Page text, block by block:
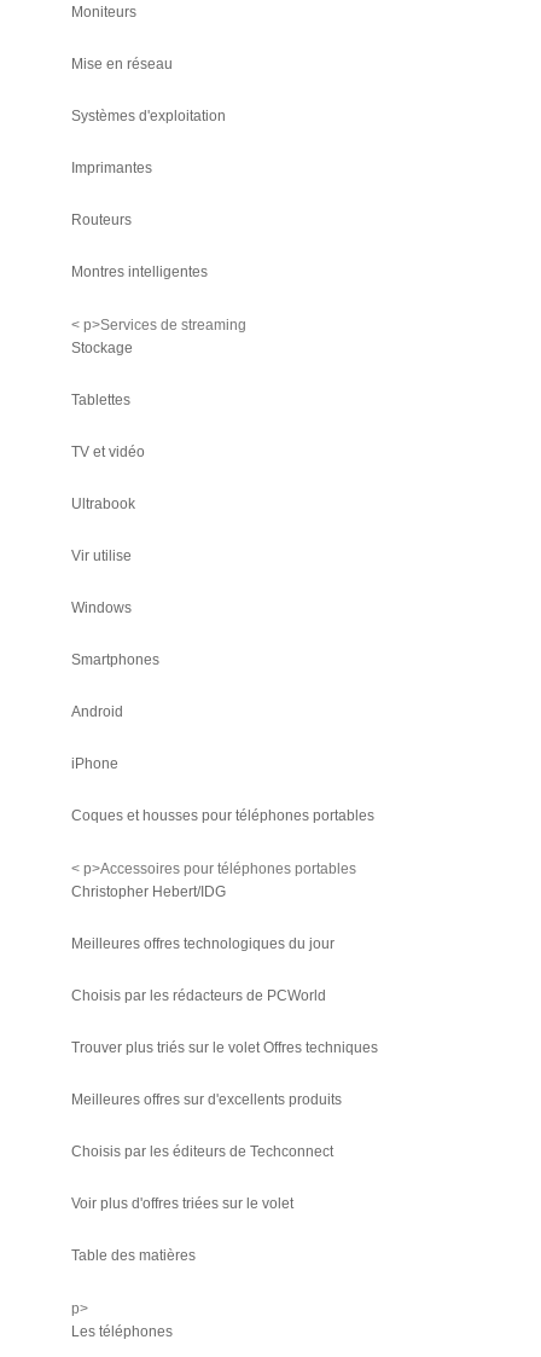
Moniteurs
Mise en réseau
Systèmes d'exploitation
Imprimantes
Routeurs
Montres intelligentes
< p>Services de streaming
Stockage
Tablettes
TV et vidéo
Ultrabook
Vir utilise
Windows
Smartphones
Android
iPhone
Coques et housses pour téléphones portables
< p>Accessoires pour téléphones portables
Christopher Hebert/IDG
Meilleures offres technologiques du jour
Choisis par les rédacteurs de PCWorld
Trouver plus triés sur le volet Offres techniques
Meilleures offres sur d'excellents produits
Choisis par les éditeurs de Techconnect
Voir plus d'offres triées sur le volet
Table des matières
p>
Les téléphones